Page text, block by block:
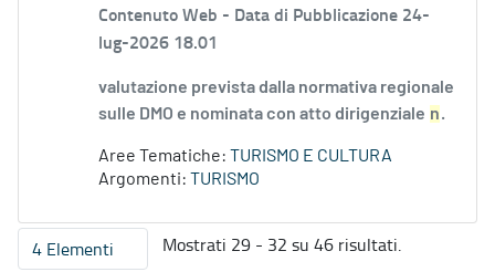
Contenuto Web - Data di Pubblicazione 24-
lug-2026 18.01
valutazione prevista dalla normativa regionale
sulle DMO e nominata con atto dirigenziale n.
Aree Tematiche: TURISMO E CULTURA
Argomenti: TURISMO
4 ElementiPer pagina
Mostrati 29 - 32 su 46 risultati.